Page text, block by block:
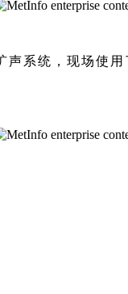
系统，现场使